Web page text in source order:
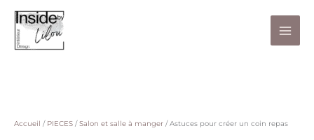
Aller
contenu
Accueil / PIECES /Salon et salle à manger /Astuces pour créer un coin repas